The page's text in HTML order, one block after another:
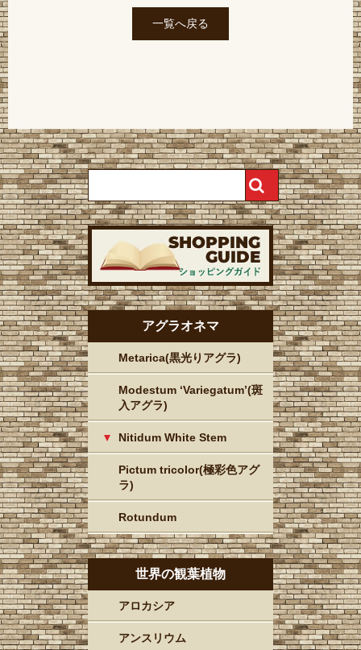
一覧へ戻る
アグラオネマ
Metarica(黒光りアグラ)
Modestum ‘Variegatum’(斑
入アグラ)
Nitidum White Stem
Pictum tricolor(極彩色アグ
ラ)
Rotundum
世界の観葉植物
アロカシア
アンスリウム